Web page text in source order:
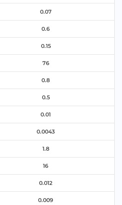
0.07
0.6
0.15
76
0.8
0.5
0.01
0.0043
1.8
16
0.012
0.009